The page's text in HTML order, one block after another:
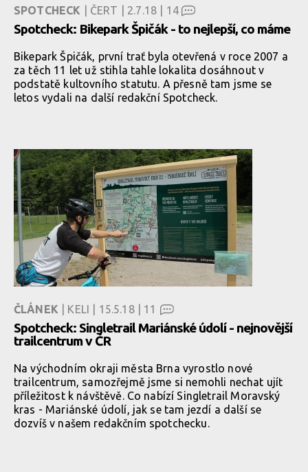
SPOTCHECK | ČERT | 2.7.18 | 14
Spotcheck: Bikepark Špičák - to nejlepší, co máme
Bikepark Špičák, první trať byla otevřená v roce 2007 a
za těch 11 let už stihla tahle lokalita dosáhnout v
podstatě kultovního statutu. A přesně tam jsme se
letos vydali na další redakční Spotcheck.
ČLÁNEK | KELI | 15.5.18 | 11
Spotcheck: Singletrail Mariánské údolí - nejnovější
trailcentrum v ČR
Na východním okraji města Brna vyrostlo nové
trailcentrum, samozřejmě jsme si nemohli nechat ujít
příležitost k návštěvě. Co nabízí Singletrail Moravský
kras - Mariánské údolí, jak se tam jezdí a další se
dozvíš v našem redakčním spotchecku.